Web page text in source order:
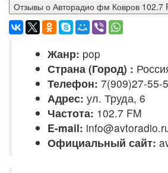
Отзывы о Авторадио фм Ковров
Жанр: pop
Страна (Город) :
Телефон: 7(909)27-55-
Адрес: ул. Труда, 6
Частота: 102.7 FM
E-mail:
Официальный сайт: